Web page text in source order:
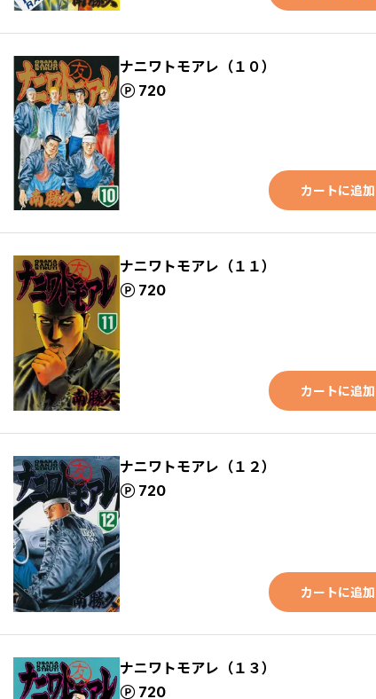
ナニワトモアレ（１０）
720
ポイント
カートに追加
ナニワトモアレ（１１）
720
ポイント
カートに追加
ナニワトモアレ（１２）
720
ポイント
カートに追加
ナニワトモアレ（１３）
720
ポイント